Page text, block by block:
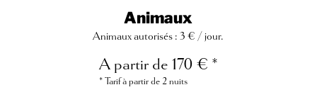
Animaux
Animaux autorisés : 3 € / jour.
A partir de 170 € *
* Tarif à partir de 2 nuits